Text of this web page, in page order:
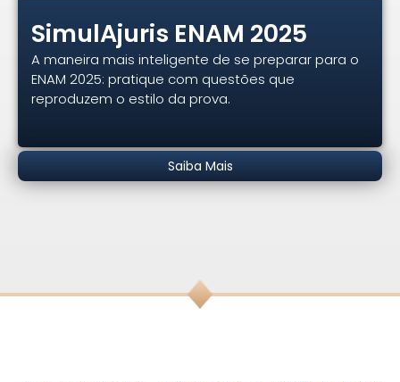
SimulAjuris ENAM 2025
A maneira mais inteligente de se preparar para o
ENAM 2025: pratique com questões que
reproduzem o estilo da prova.
Saiba Mais